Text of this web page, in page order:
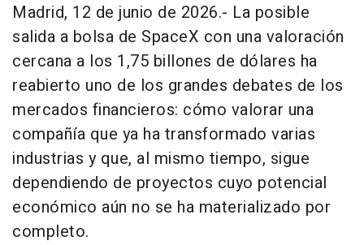
Madrid, 12 de junio de 2026.- La posible
salida a bolsa de SpaceX con una valoración
cercana a los 1,75 billones de dólares ha
reabierto uno de los grandes debates de los
mercados financieros: cómo valorar una
compañía que ya ha transformado varias
industrias y que, al mismo tiempo, sigue
dependiendo de proyectos cuyo potencial
económico aún no se ha materializado por
completo.